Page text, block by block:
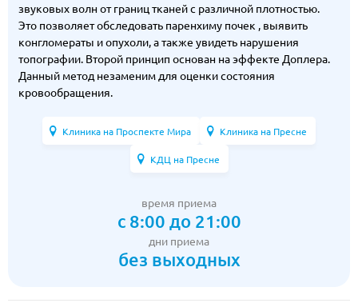
Клиника на Проспекте Мира Клиника на Пресне
КДЦ на Пресне
звуковых волн от границ тканей с различной плотностью.
Это позволяет обследовать паренхиму почек , выявить
конгломераты и опухоли, а также увидеть нарушения
топографии. Второй принцип основан на эффекте Доплера.
Данный метод незаменим для оценки состояния
кровообращения.
время приема
с 8:00 до 21:00
дни приема
без выходных